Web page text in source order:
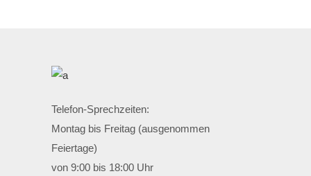
Telefon-Sprechzeiten:
Montag bis Freitag (ausgenommen
Feiertage)
von 9:00 bis 18:00 Uhr